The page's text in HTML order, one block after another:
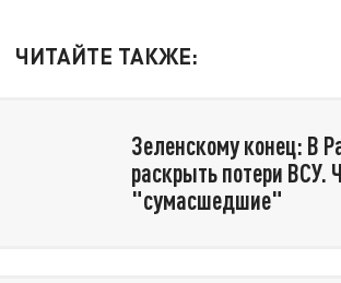
ЧИТАЙТЕ ТАКЖЕ:
Зеленскому конец: В
раскрыть потери ВСУ.
"сумасшедшие"